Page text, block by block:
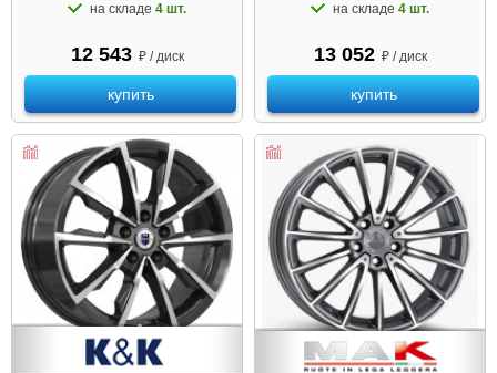
на складе 4 шт.
12 543 ₽ / диск
купить
на складе 4 шт.
13 052 ₽ / диск
купить